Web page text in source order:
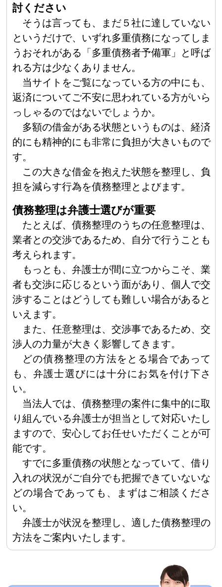
討ください
そうは言っても、まだ５社に達していない
というだけで、いずれ多重債務になってしま
うおそれがある「多重債務者予備軍」と呼ば
れる方は少なくありません。
当サイトをご覧になっている方の中にも、
返済についてご不安に思われている方がいら
っしゃるのではないでしょうか。
多額の借金がある状態というものは、経済
的にも精神的にも非常に負担が大きいもので
す。
この大きな借金を抱えた状態を整理し、負
担を減らす行為を債務整理とよびます。
債務整理は弁護士選びが重要
たとえば、債務整理のうちの任意整理は、
業者との交渉であるため、自分で行うことも
考えられます。
もっとも、弁護士が間に立つからこそ、業
者も交渉に応じるという面があり、個人で交
渉することはどうしても難しい場合があると
いえます。
また、任意整理は、交渉事であるため、交
渉人の力量が大きく影響してきます。
どの債務整理の方法をとる場合であって
も、弁護士選びには十分にお気を付け下さ
い。
当法人では、債務整理の案件に集中的に取
り組んでいる弁護士が担当として対応いたし
ますので、安心してお任せいただくことが可
能です。
すでに多重債務の状態となっていて、借り
入れの状況がご自分でも把握できていないな
どの場合であっても、まずはご相談くださ
い。
弁護士が状況を整理し、適した債務整理の
方法をご案内いたします。